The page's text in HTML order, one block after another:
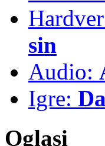
sin
Audio:
Igre:
Oglasi